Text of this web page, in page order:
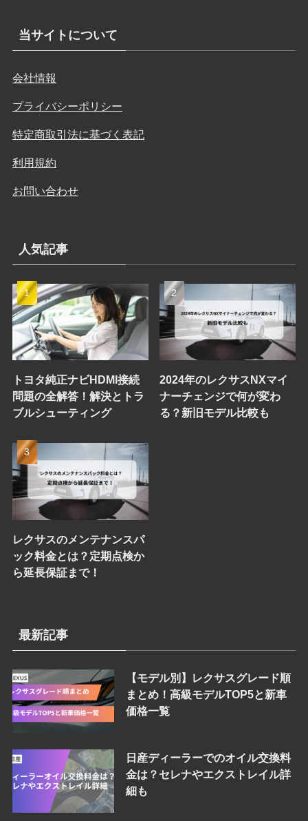
リ
当サイトについて
会社情報
プライバシーポリシー
特定商取引法に基づく表記
利用規約
お問い合わせ
人気記事
トヨタ純正ナビHDMI接続
問題の全解答！解決とトラ
ブルシューティング
2024年のレクサスNXマイ
ナーチェンジで何が変わ
る？新旧モデル比較も
レクサスのメンテナンスパ
ック料金とは？定期点検か
ら延長保証まで！
最新記事
【モデル別】レクサスグレード順
まとめ！高級モデルTOP5と新車
価格一覧
日産ディーラーでのオイル交換料
金は？セレナやエクストレイル詳
細も